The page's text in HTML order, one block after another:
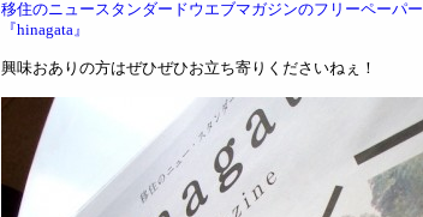
移住のニュースタンダードウエブマガジンのフリーペーパー
『hinagata』
興味おありの方はぜひぜひお立ち寄りくださいねぇ！